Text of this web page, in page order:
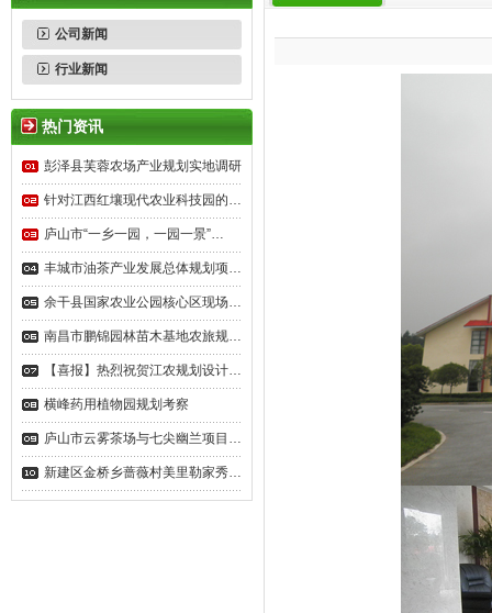
公司新闻
行业新闻
热门资讯
彭泽县芙蓉农场产业规划实地调研
针对江西红壤现代农业科技园的…
庐山市“一乡一园，一园一景”…
丰城市油茶产业发展总体规划项…
余干县国家农业公园核心区现场…
南昌市鹏锦园林苗木基地农旅规…
【喜报】热烈祝贺江农规划设计…
横峰药用植物园规划考察
庐山市云雾茶场与七尖幽兰项目…
新建区金桥乡蔷薇村美里勒家秀…